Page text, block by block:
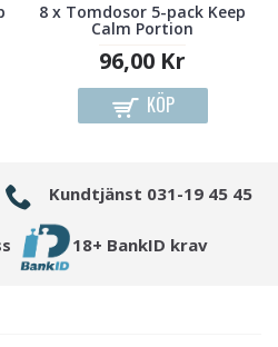
8 x Tomdosor 5-pack Keep
Calm Portion
96,00 Kr
KÖP
Kundtjänst 031-19 45 45
18+ BankID krav